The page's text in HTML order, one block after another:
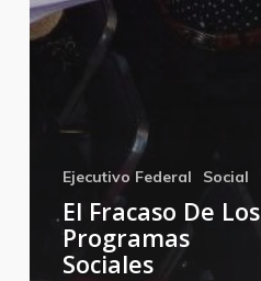
Ejecutivo Federal Social
El Fracaso De Los
Programas
Sociales